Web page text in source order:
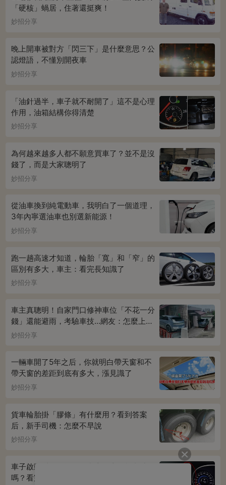
「硬核」蝸居，住著還挺爽！
妙招分享
晚上開車被對方「閃三下」是什麼意思？公
認燈語，不懂別開夜車
妙招分享
「油針過半，車子就不耐開了」這不是心理
作用，油箱結構你得清楚
妙招分享
為何越來越多人都不願意買車了？並不是沒
錢了，而是大家聰明了
妙招分享
從油車換到純電動車，我明白了一個道理，
3年內寧選油車也別選新能源！
妙招分享
跑一趟高速才知道，輪胎「寬」和「窄」的
區別有多大，車主：看完長知識了
妙招分享
車主真聰明！自家門口修神車位「不花一分
錢」還能避雨，考驗車技...網友：怎麼上下
車
妙招分享
一輛車開了5年之后，你就明白帶天窗和不
帶天窗的差距到底有多大，漲見識了
妙招分享
貨車輪胎掛「膠條」有什麼用？看到答案
后，新手司機：怎麼不早說
妙招分享
車子啟動后把遙控鑰匙拿走，車還能繼續開
嗎？看完後恍然大悟